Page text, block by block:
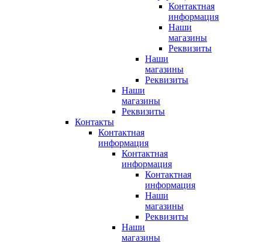
Контактная
информация
Наши
магазины
Реквизиты
Наши
магазины
Реквизиты
Наши
магазины
Реквизиты
Контакты
Контактная
информация
Контактная
информация
Контактная
информация
Наши
магазины
Реквизиты
Наши
магазины